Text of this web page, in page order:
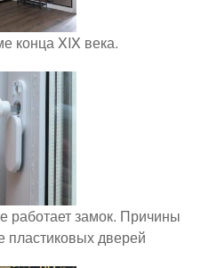
конца XIX века.
работает замок. Причины
пластиковых дверей